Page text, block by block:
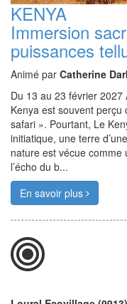
KENYA
Immersion
puissances
Animé par Catherine
Du 13 au 23 février 2027
Kenya est souvent
safari ». Pourtant, Le
initiatique, une terre
nature est vécue comme
l’écho du b...
En savoir plus